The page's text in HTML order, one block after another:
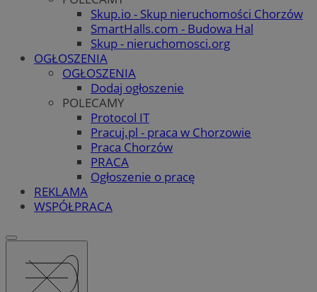
Skup.io - Skup nieruchomości Chorzów
SmartHalls.com - Budowa Hal
Skup - nieruchomosci.org
OGŁOSZENIA
OGŁOSZENIA
Dodaj ogłoszenie
POLECAMY
Protocol IT
Pracuj.pl - praca w Chorzowie
Praca Chorzów
PRACA
Ogłoszenie o pracę
REKLAMA
WSPÓŁPRACA